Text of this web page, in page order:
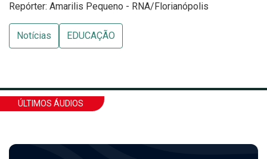
Repórter: Amarilis Pequeno - RNA/Florianópolis
Notícias EDUCAÇÃO
ÚLTIMOS ÁUDIOS